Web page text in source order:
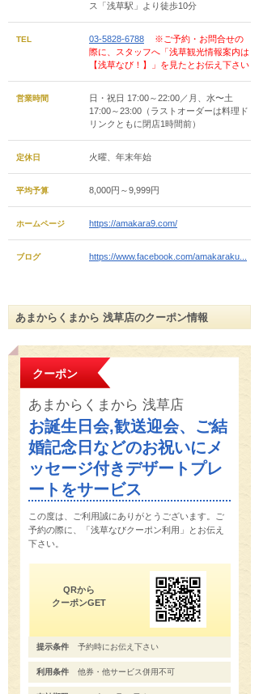
ス「浅草駅」より徒歩10分
TEL 03-5828-6788
※ご予約・お問合せの
際に、スタッフへ「浅草観光情報案内は
【浅草なび！】」を見たとお伝え下さい
営業時間
日・祝日 17:00～22:00／月、水〜土
17:00～23:00（ラストオーダーは料理ド
リンクともに閉店1時間前）
定休日 火曜、年末年始
平均予算 8,000円～9,999円
ホームページ https://amakara9.com/
ブログ https://www.facebook.com/amakaraku...
あまからくまから 浅草店のクーポン情報
クーポン
あまからくまから 浅草店
お誕生日会,歓送迎会、ご結
婚記念日などのお祝いにメ
ッセージ付きデザートプレ
ートをサービス
この度は、ご利用誠にありがとうございます。ご
予約の際に、「浅草なびクーポン利用」とお伝え
下さい。
QRから
クーポンGET
提示条件 予約時にお伝え下さい
利用条件 他券・他サービス併用不可